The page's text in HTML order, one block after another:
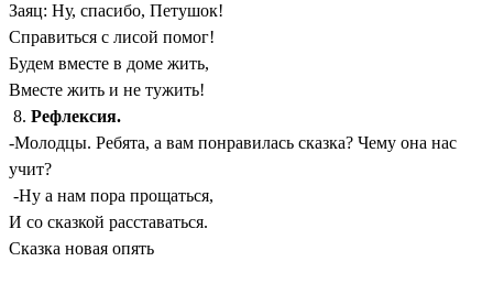
Заяц: Ну, спасибо, Петушок!
Справиться с лисой помог!
Будем вместе в доме жить,
Вместе жить и не тужить!
8. Рефлексия.
-Молодцы. Ребята, а вам понравилась сказка? Чему она нас
учит?
-Ну а нам пора прощаться,
И со сказкой расставаться.
Сказка новая опять